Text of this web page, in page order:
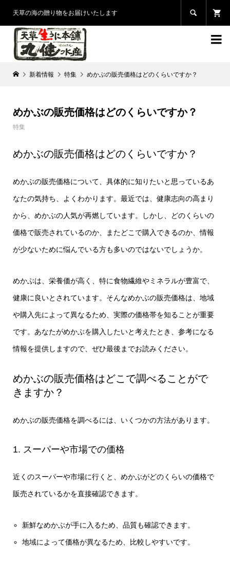
天草の海の贈り物をお届けいたします 

新着情報 特集 めかぶの販売価格はどのくらいですか？
めかぶの販売価格はどのくらいですか？
特集
めかぶの販売価格はどのくらいですか？
めかぶの販売価格について、具体的に知りたいと思っているあ
なたの気持ち、よくわかります。最近では、健康志向の高まり
から、めかぶの人気が再燃しています。しかし、どのくらいの
価格で販売されているのか、またどこで購入できるのか、情報
が少ないために悩んでいる方も多いのではないでしょうか。
めかぶは、栄養価が高く、特に食物繊維やミネラルが豊富で、
健康に良いとされています。そんなめかぶの販売価格は、地域
や購入先によって異なるため、実際の価格帯を知ることが重要
です。あなたがめかぶを購入したいと考えたとき、参考になる
情報を提供しますので、ぜひ最後までお読みください。
めかぶの販売価格はどこで調べることがで
きますか？
めかぶの販売価格を調べるには、いくつかの方法があります。
1. スーパーや市場での価格
近くのスーパーや市場に行くと、めかぶがどのくらいの価格で
販売されているかを直接確認できます。
新鮮なめかぶが手に入るため、品質も確認できます。
地域によって価格が異なるため、比較しやすいです。